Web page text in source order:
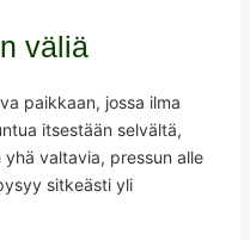
väliä
paikkaan, jossa ilma
itsestään selvältä,
valtavia, pressun alle
sitkeästi yli